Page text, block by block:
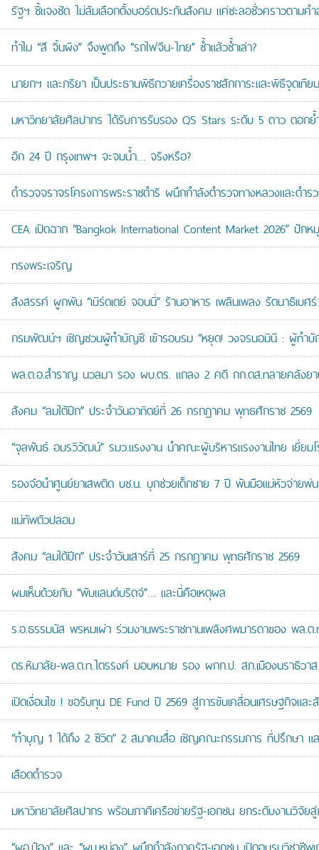
รัฐฯ ชี้แจงชัด ไม่ล้มเลือกตั้งบอร์ดประกันสังคม แค่ชะลอชั่วคราวตามค
ทำไม “สี จิ้นผิง” จึงพูดถึง “รถไฟจีน-ไทย” ซ้ำแล้วซ้ำเล่า?
นายกฯ และภริยา เป็นประธานพิธีถวายเครื่องราชสักการะและพิธีจุดเ
มหาวิทยาลัยศิลปากร ได้รับการรับรอง QS Stars ระดับ 5 ดาว ตอก
อีก 24 ปี กรุงเทพฯ จะจมน้ำ… จริงหรือ?
ตำรวจจราจรโครงการพระราชดำริ ผนึกกำลังตำรวจทางหลวงและตำ
CEA เปิดฉาก “Bangkok International Content Market 2026” ปั
ทรงพระเจริญ
สังสรรค์ ผูกพัน “เบิร์ดเดย์ จอนนี่” ร้านอาหาร เพลินเพลง รัตนาธิเบศ
กรมพัฒน์ฯ เชิญชวนผู้ทำบัญชี เข้ารอบรม “หยุด! วงจรนอมินี : ผู้ทำ
พล.ต.อ.สำราญ นวลมา รอง ผบ.ตร. แถลง 2 คดี กก.ดส.ทลายคลังย
สังคม “ลมใต้ปีก” ประจำวันอาทิตย์ที่ 26 กรกฎาคม พุทธศักราช 2569
“จุลพันธ์ อมรวิวัฒน์” รมว.แรงงาน นำคณะผู้บริหารแรงงานไทย เยี่ยม
รองจ๋อนำศูนย์ยาเสพติด บช.น. บุกช่วยเด็กชาย 7 ปี พ้นมือแม่หัวจ่ายพ่น
แม่ทัพตัวปลอม
สังคม “ลมใต้ปีก” ประจำวันเสาร์ที่ 25 กรกฎาคม พุทธศักราช 2569
ผมเห็นด้วยกับ “พับแลนด์บริดจ์”… และนี่คือเหตุผล
ร.อ.ธรรมนัส พรหมเผ่า ร่วมงานพระราชทานเพลิงศพมารดาของ พล.
ดร.หิมาลัย-พล.ต.ท.ไตรรงค์ มอบหมาย รอง ผกก.ป. สภ.เมืองนราธิว
เปิดเงื่อนไข ! ขอรับทุน DE Fund ปี 2569 สู่การขับเคลื่อนเศรษฐกิจแล
“ทำบุญ 1 ได้ถึง 2 ชีวิต” 2 สมาคมสื่อ เชิญคณะกรรมการ ที่ปรึกษา แ
เลือดตำรวจ
มหาวิทยาลัยศิลปากร พร้อมภาคีเครือข่ายรัฐ-เอกชน ยกระดับงานวิจัยสู่